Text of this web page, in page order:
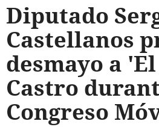
Diputado
Castellanos
desmayo a
Castro
Congreso